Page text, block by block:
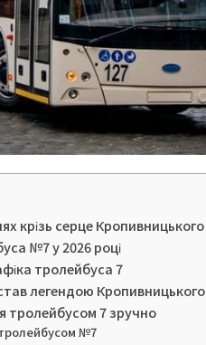
крізь серце Кропивницького
№7 у 2026 році
тролейбуса 7
легендою Кропивницького
тролейбусом 7 зручно
№7